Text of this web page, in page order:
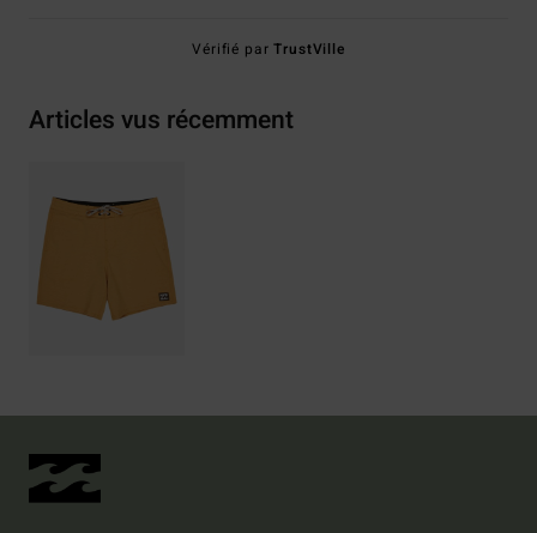
Vérifié parTrustVille
Articles vus récemment